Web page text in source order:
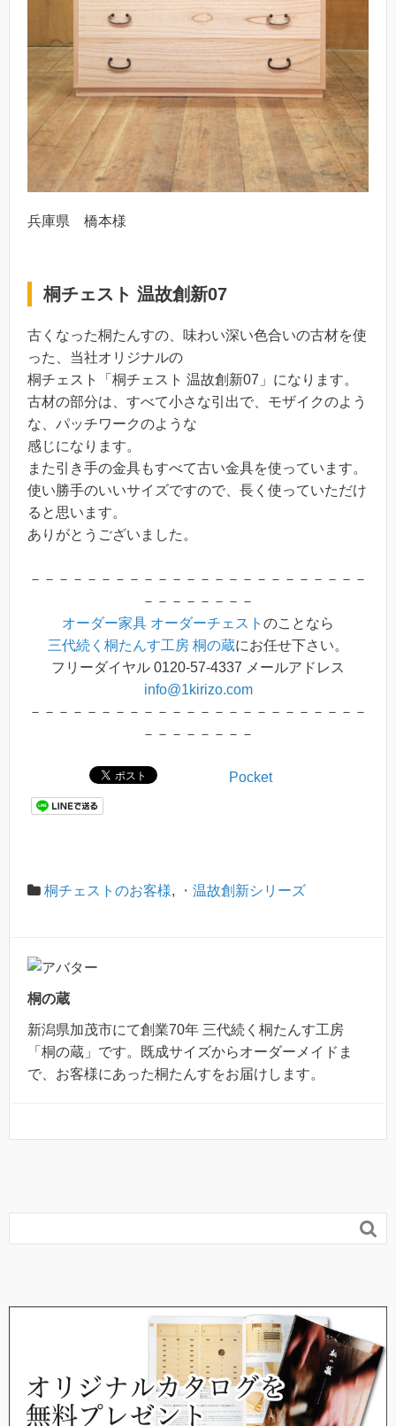
兵庫県 橋本様
桐チェスト 温故創新07
古くなった桐たんすの、味わい深い色合いの古材を使
った、当社オリジナルの
桐チェスト「桐チェスト 温故創新07」になります。
古材の部分は、すべて小さな引出で、モザイクのよう
な、パッチワークのような
感じになります。
また引き手の金具もすべて古い金具を使っています。
使い勝手のいいサイズですので、長く使っていただけ
ると思います。
ありがとうございました。
－－－－－－－－－－－－－－－－－－－－－－－－
－－－－－－－－
オーダー家具 オーダーチェスト のことなら
三代続く桐たんす工房 桐の蔵にお任せ下さい。
フリーダイヤル 0120-57-4337 メールアドレス
info@1kirizo.com
－－－－－－－－－－－－－－－－－－－－－－－－
－－－－－－－－
Pocket
桐チェストのお客様, ・温故創新シリーズ
桐の蔵
新潟県加茂市にて創業70年 三代続く桐たんす工房
「桐の蔵」です。既成サイズからオーダーメイドま
で、お客様にあった桐たんすをお届けします。
